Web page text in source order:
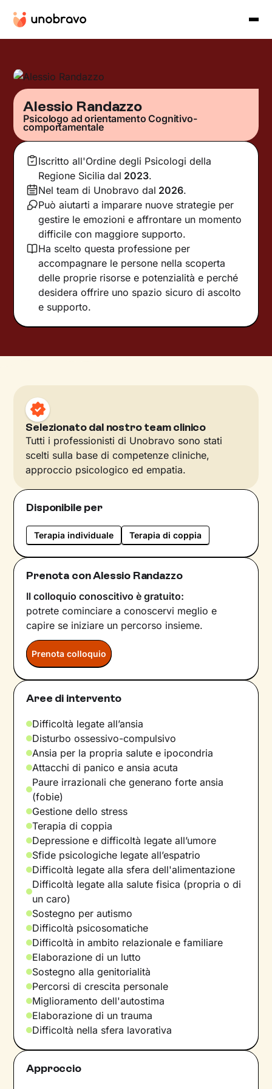
Alessio Randazzo
Psicologo ad orientamento Cognitivo-
comportamentale
Iscritto all'Ordine degli Psicologi della
Regione Sicilia dal 2023.
Nel team di Unobravo dal 2026.
Può aiutarti a imparare nuove strategie per
gestire le emozioni e affrontare un momento
difficile con maggiore supporto.
Ha scelto questa professione per
accompagnare le persone nella scoperta
delle proprie risorse e potenzialità e perché
desidera offrire uno spazio sicuro di ascolto
e supporto.
Selezionato dal nostro team clinico
Tutti i professionisti di Unobravo sono stati
scelti sulla base di competenze cliniche,
approccio psicologico ed empatia.
Disponibile per
Terapia individuale Terapia di coppia
Prenota con Alessio Randazzo
Il colloquio conoscitivo è gratuito:
potrete cominciare a conoscervi meglio e
capire se iniziare un percorso insieme.
Prenota colloquio
Aree di intervento
Difficoltà legate all’ansia
Disturbo ossessivo-compulsivo
Ansia per la propria salute e ipocondria
Attacchi di panico e ansia acuta
Paure irrazionali che generano forte ansia
(fobie)
Gestione dello stress
Terapia di coppia
Depressione e difficoltà legate all’umore
Sfide psicologiche legate all’espatrio
Difficoltà legate alla sfera dell'alimentazione
Difficoltà legate alla salute fisica (propria o di
un caro)
Sostegno per autismo
Difficoltà psicosomatiche
Difficoltà in ambito relazionale e familiare
Elaborazione di un lutto
Sostegno alla genitorialità
Percorsi di crescita personale
Miglioramento dell'autostima
Elaborazione di un trauma
Difficoltà nella sfera lavorativa
Approccio